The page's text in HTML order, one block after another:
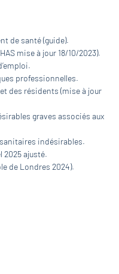
de santé (guide).
mise à jour 18/10/2023).
professionnelles.
des résidents (mise à jour
graves associés aux
sanitaires indésirables.
2025 ajusté.
de Londres 2024).